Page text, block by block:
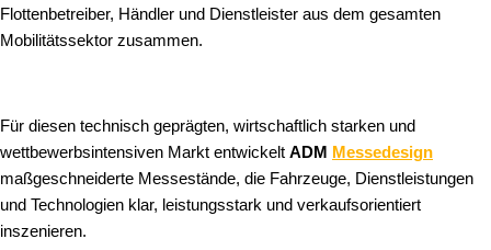
Flottenbetreiber, Händler und Dienstleister aus dem gesamten
Mobilitätssektor zusammen.
Für diesen technisch geprägten, wirtschaftlich starken und
wettbewerbsintensiven Markt entwickelt ADM Messedesign
maßgeschneiderte Messestände, die Fahrzeuge, Dienstleistungen
und Technologien klar, leistungsstark und verkaufsorientiert
inszenieren.